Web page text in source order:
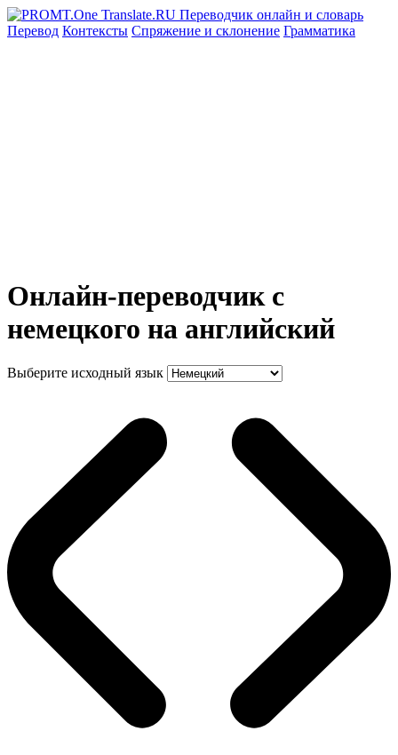
Перевод Контексты Спряжение и склонение Грамматика
Онлайн-переводчик с
немецкого на английский
Выберите исходный язык